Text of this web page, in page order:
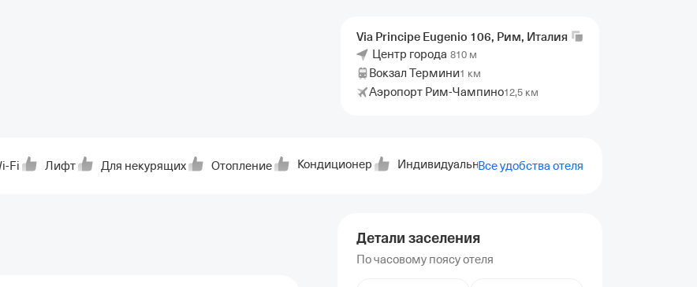
Via Principe Eugenio 106, Рим, Италия
Центр города 810 м
Вокзал Термини1 км
Аэропорт Рим-Чампино12,5 км
Fi Лифт Для некурящих Отопление Кондиционер Индивидуальная регистрация заезда и выезда
Все удобства отеля
Детали заселения
По часовому поясу отеля